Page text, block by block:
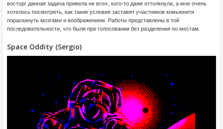
восторг данная задача привела не всех, кого-то даже оттолкнула, а мне очень
хотелось посмотреть, как такие условия заставят участников комьюнити
пораскинуть мозгами и воображением. Работы представлены в той
последовательности, что были при голосовании без разделения по местам.
Space Oddity (Sergio)